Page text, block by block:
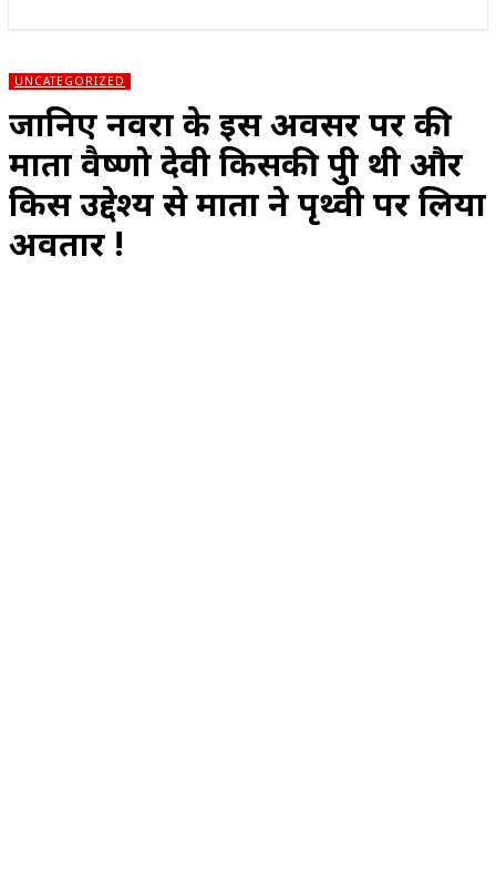
UNCATEGORIZED
जानिए नवरात्र के इस अवसर पर की
माता वैष्णो देवी किसकी पुत्री थी और
किस उद्देश्य से माता ने पृथ्वी पर लिया
अवतार !